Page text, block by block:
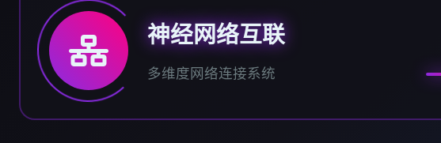
神经网络互联
多维度网络连接系统